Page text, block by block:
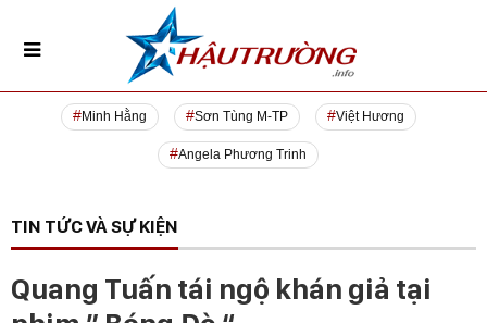
Minh Hằng Sơn Tùng M-TP Việt Hương
Angela Phương Trinh
TIN TỨC VÀ SỰ KIỆN
Quang Tuấn tái ngộ khán giả tại